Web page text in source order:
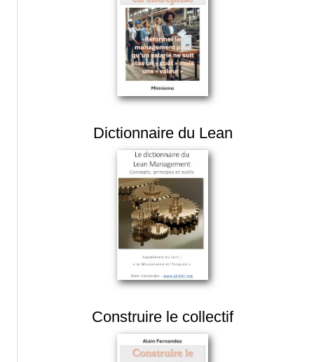
Dictionnaire du Lean
Construire le collectif